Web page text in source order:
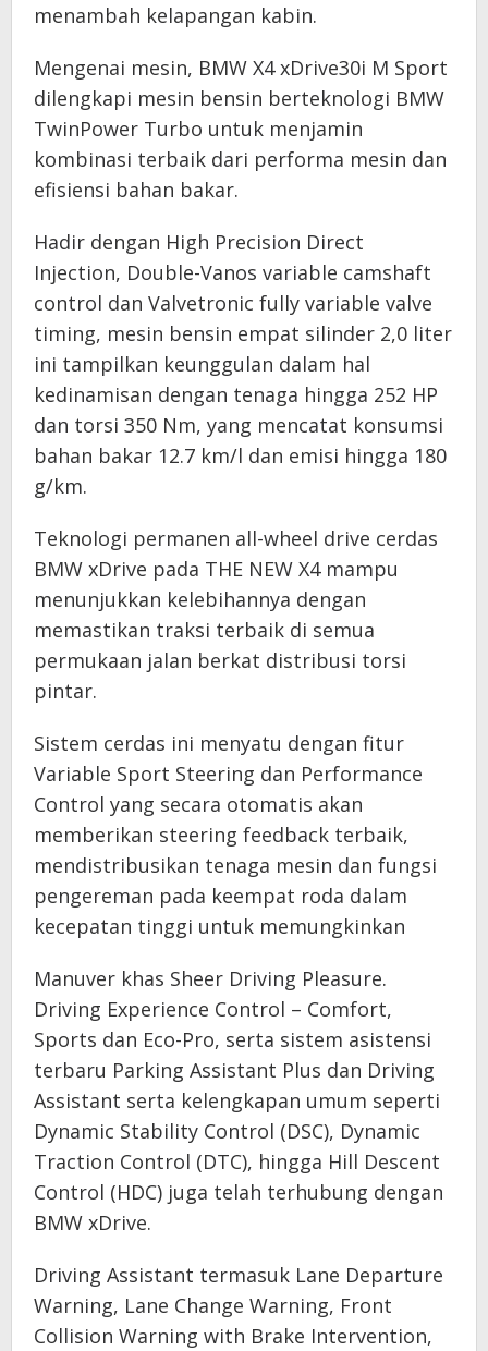
menambah kelapangan kabin.
Mengenai mesin, BMW X4 xDrive30i M Sport
dilengkapi mesin bensin berteknologi BMW
TwinPower Turbo untuk menjamin
kombinasi terbaik dari performa mesin dan
efisiensi bahan bakar.
Hadir dengan High Precision Direct
Injection, Double-Vanos variable camshaft
control dan Valvetronic fully variable valve
timing, mesin bensin empat silinder 2,0 liter
ini tampilkan keunggulan dalam hal
kedinamisan dengan tenaga hingga 252 HP
dan torsi 350 Nm, yang mencatat konsumsi
bahan bakar 12.7 km/l dan emisi hingga 180
g/km.
Teknologi permanen all-wheel drive cerdas
BMW xDrive pada THE NEW X4 mampu
menunjukkan kelebihannya dengan
memastikan traksi terbaik di semua
permukaan jalan berkat distribusi torsi
pintar.
Sistem cerdas ini menyatu dengan fitur
Variable Sport Steering dan Performance
Control yang secara otomatis akan
memberikan steering feedback terbaik,
mendistribusikan tenaga mesin dan fungsi
pengereman pada keempat roda dalam
kecepatan tinggi untuk memungkinkan
Manuver khas Sheer Driving Pleasure.
Driving Experience Control – Comfort,
Sports dan Eco-Pro, serta sistem asistensi
terbaru Parking Assistant Plus dan Driving
Assistant serta kelengkapan umum seperti
Dynamic Stability Control (DSC), Dynamic
Traction Control (DTC), hingga Hill Descent
Control (HDC) juga telah terhubung dengan
BMW xDrive.
Driving Assistant termasuk Lane Departure
Warning, Lane Change Warning, Front
Collision Warning with Brake Intervention,